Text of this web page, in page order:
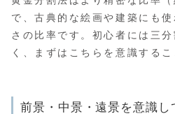
で、古典的な絵画や建築にも
さの比率です。初心者には三
く、まずはこちらを意識する
前景・中景・遠景を意識し